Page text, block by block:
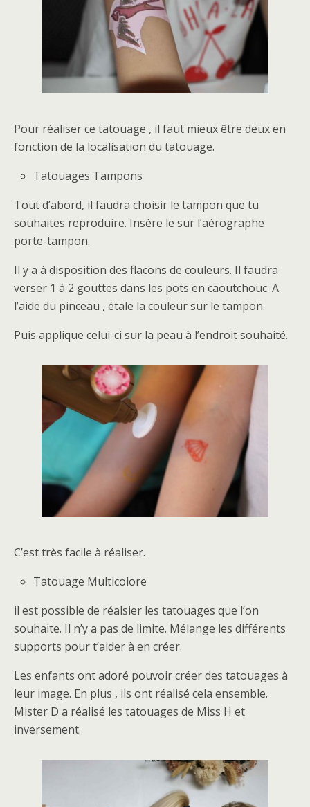
Pour réaliser ce tatouage , il faut mieux être deux en
fonction de la localisation du tatouage.
Tatouages Tampons
Tout d’abord, il faudra choisir le tampon que tu
souhaites reproduire. Insère le sur l’aérographe
porte-tampon.
Il y a à disposition des flacons de couleurs. Il faudra
verser 1 à 2 gouttes dans les pots en caoutchouc. A
l’aide du pinceau , étale la couleur sur le tampon.
Puis applique celui-ci sur la peau à l’endroit souhaité.
C’est très facile à réaliser.
Tatouage Multicolore
il est possible de réalsier les tatouages que l’on
souhaite. Il n’y a pas de limite. Mélange les différents
supports pour t’aider à en créer.
Les enfants ont adoré pouvoir créer des tatouages à
leur image. En plus , ils ont réalisé cela ensemble.
Mister D a réalisé les tatouages de Miss H et
inversement.